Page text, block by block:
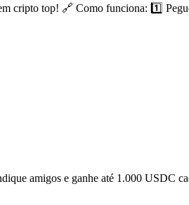
cripto top! 🔗 Como funciona: 1️⃣
amigos e ganhe até 1.000 USDC